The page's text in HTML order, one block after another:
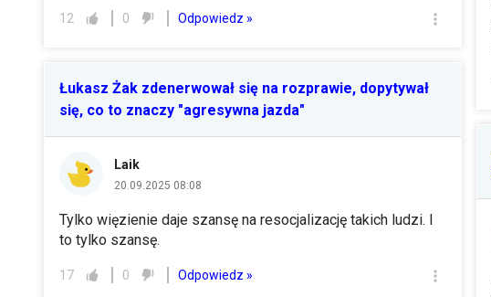
12 0 Odpowiedz »
Łukasz Żak zdenerwował się na rozprawie, dopytywał
się, co to znaczy "agresywna jazda"
Laik
20.09.2025 08:08
Tylko więzienie daje szansę na resocjalizację takich ludzi. I
to tylko szansę.
17 0 Odpowiedz »